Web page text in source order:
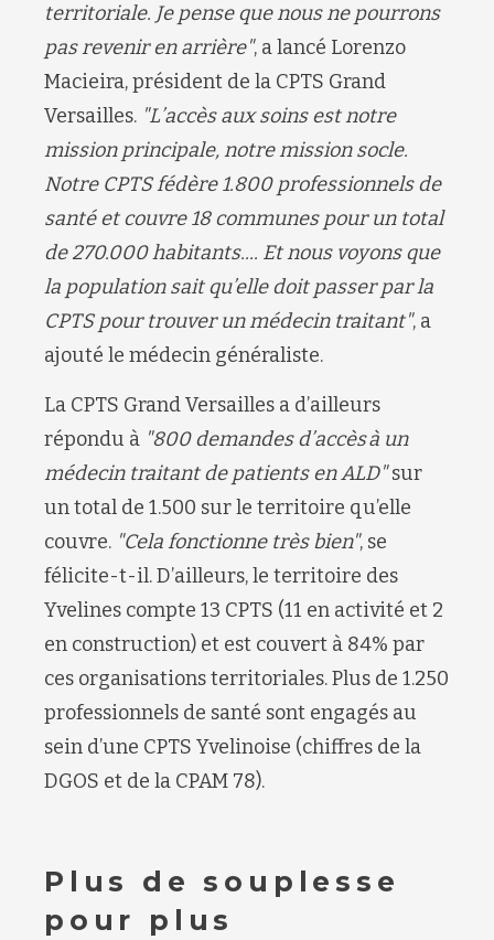
territoriale. Je pense que nous ne pourrons
pas revenir en arrière", a lancé Lorenzo
Macieira, président de la CPTS Grand
Versailles. "L’accès aux soins est notre
mission principale, notre mission socle.
Notre CPTS fédère 1.800 professionnels de
santé et couvre 18 communes pour un total
de 270.000 habitants.... Et nous voyons que
la population sait qu’elle doit passer par la
CPTS pour trouver un médecin traitant", a
ajouté le médecin généraliste.
La CPTS Grand Versailles a d’ailleurs
répondu à "800 demandes d’accès à un
médecin traitant de patients en ALD"sur
un total de 1.500 sur le territoire qu’elle
couvre. "Cela fonctionne très bien", se
félicite-t-il. D’ailleurs, le territoire des
Yvelines compte 13 CPTS (11 en activité et 2
en construction) et est couvert à 84% par
ces organisations territoriales. Plus de 1.250
professionnels de santé sont engagés au
sein d’une CPTS Yvelinoise (chiffres de la
DGOS et de la CPAM 78).
Plus de souplesse
pour plus